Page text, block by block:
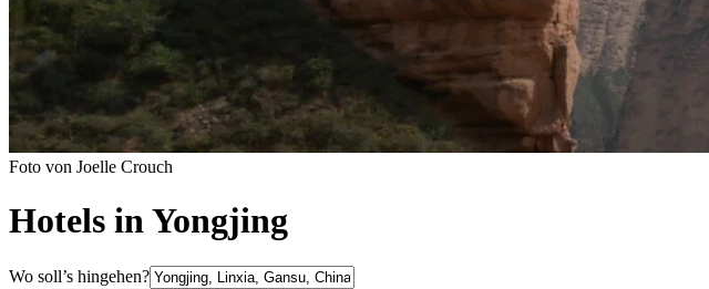
Foto von Joelle Crouch
Hotels in Yongjing
Wo soll’s hingehen?